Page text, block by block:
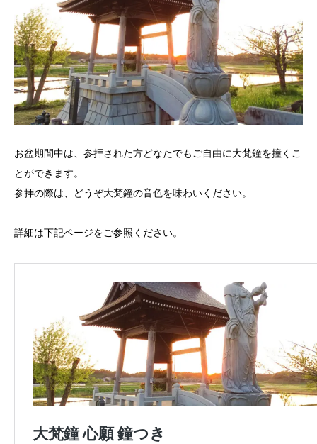
お盆期間中は、参拝された方どなたでもご自由に大梵鐘を撞くこ
とができます。
参拝の際は、どうぞ大梵鐘の音色を味わいください。
詳細は下記ページをご参照ください。